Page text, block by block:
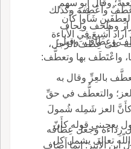
وقال أَبو سهم
شَأْواً كأَن
أُشِيعَ في الأَباءة
والعِطافُ: الرِّداء، والجمع عُطُفٌ وأَعْطِفة وكذلك
وملِحَف ولِحاف
وعِطافٌ، وقيل:
واعْتَطَف بها وتعطَّف:
وسمي الرِّداء عِطافاً لوقُوعه على عِطْفَ الرّجل،
بالعِزِّ وقال به
والتعطُّف في حقِّ
كأَنَّ العز شَمِله شُمولَ
ول يعجبني قوله كأَنّ
تعالى يشمل كل
رِداءه وجعل عِطافَه
ابن الأَثير: إنما أَضاف